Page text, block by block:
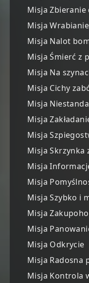
Misja Zbieranie
Misja Wrabianie
Misja Nalot
Misja Śmierć z
Misja Na
Misja Cichy
Misja
Misja
Misja
Misja Skrzynka
Misja
Misja
Misja Szybko i
Misja
Misja
Misja Odkrycie
Misja Radosna
Misja Kontrola